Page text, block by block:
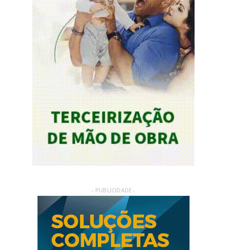
- PUBLICIDADE -